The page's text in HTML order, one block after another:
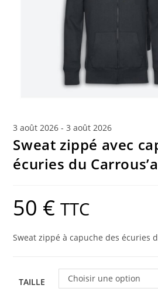
3 août 2026 - 3 août 2026
Sweat zippé avec
écuries du
50 € TTC
Sweat zippé à capuche des écuries
TAILLE Choisir une option